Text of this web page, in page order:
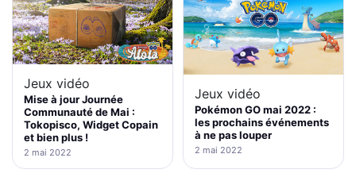
Jeux vidéo
Mise à jour Journée
Communauté de Mai :
Tokopisco, Widget Copain
et bien plus !
2 mai 2022
Jeux vidéo
Pokémon GO mai 2022 :
les prochains événements
à ne pas louper
2 mai 2022